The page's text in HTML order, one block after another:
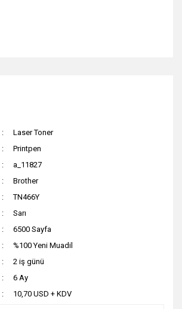
Laser Toner
Printpen
a_11827
Brother
TN466Y
Sarı
6500 Sayfa
%100 Yeni Muadil
2 iş günü
6 Ay
10,70 USD + KDV